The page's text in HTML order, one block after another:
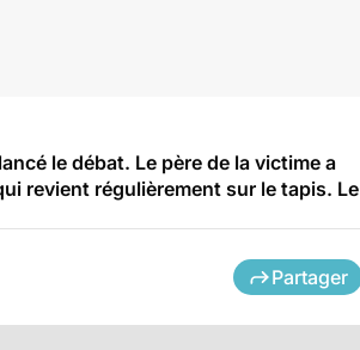
le débat. Le père de la victime a
revient régulièrement sur le tapis. Le
Partager